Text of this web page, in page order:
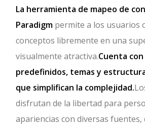
La herramienta de mapeo de
Paradigm permite a los usuarios
conceptos libremente en una
visualmente atractiva.Cuenta
predefinidos, temas y
que simplifican la complejidad.
disfrutan de la libertad para
apariencias con diversas fuentes,